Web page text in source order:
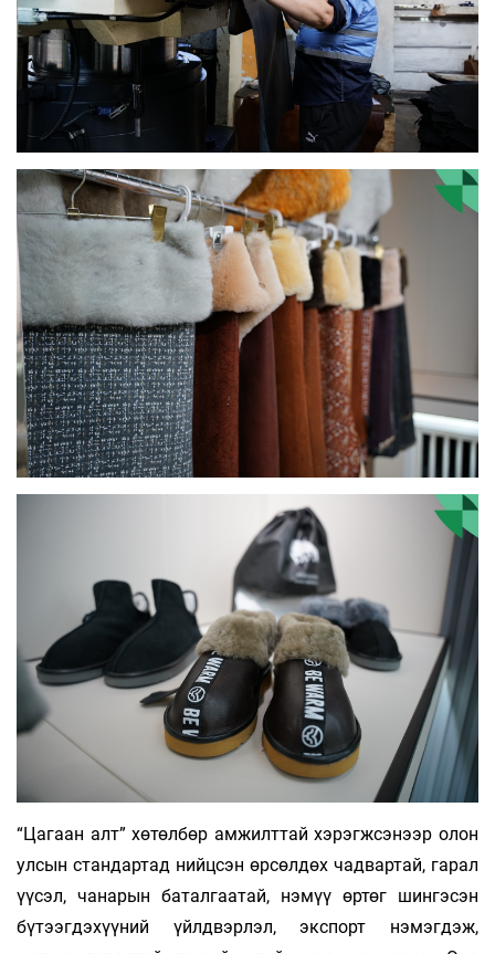
“Цагаан алт” хөтөлбөр амжилттай хэрэгжсэнээр олон
улсын стандартад нийцсэн өрсөлдөх чадвартай, гарал
үүсэл, чанарын баталгаатай, нэмүү өртөг шингэсэн
бүтээгдэхүүний үйлдвэрлэл, экспорт нэмэгдэж,